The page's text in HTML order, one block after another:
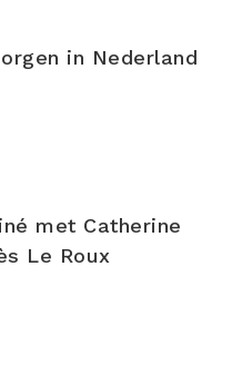
in Nederland
met Catherine
Le Roux